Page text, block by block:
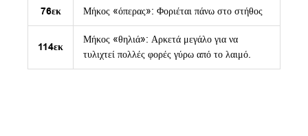
76εκ Μήκος «όπερας»: Φοριέται πάνω στο στήθος
114εκ
Μήκος «θηλιά»: Αρκετά μεγάλο για να
τυλιχτεί πολλές φορές γύρω από το λαιμό.